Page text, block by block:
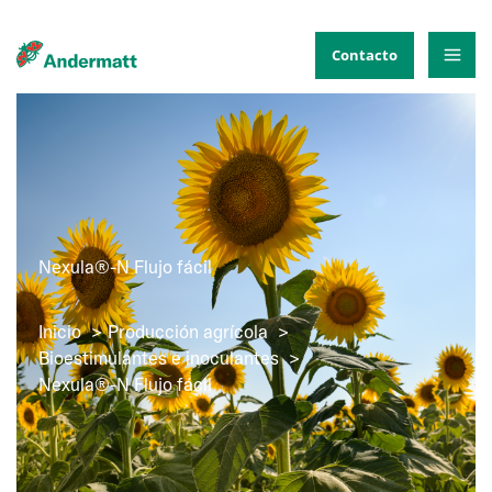
al
Contacto
Nexula®-N Flujo fácil
Inicio
Producción agrícola
Bioestimulantes e inoculantes
Nexula®-N Flujo fácil